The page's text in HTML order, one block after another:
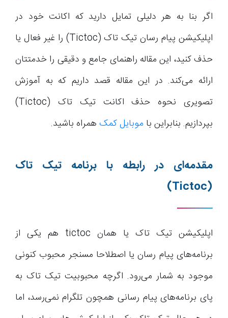
اگر بنا به هر دلیلی تمایل دارید که اکانت خود در
اپلیکیشن پیام رسان تیک تاک (Tictoc) را غیر فعال یا
حذف کنید، این مقاله راهنمای جامع و دقیقی را خدمتتان
ارائه می‌کند. در این مقاله قصد داریم که به آموزش
تصویری نحوه حذف اکانت تیک تاک (Tictoc)
بپردازیم. بنابراین با موبایل کمک همراه باشید.
مقدمه‌ای در رابطه با برنامه تیک تاک
(Tictoc)
اپلیکیشن تیک تاک یا همان tictoc هم یکی از
برنامه‌های پیام رسان یا اصطلاحا مسنجر محبوب کنونی
موجود به شمار می‌رود. اگرچه محبوبیت تیک تاک به
پای برنامه‌های پیام رسانی همچون تلگرام نمی‌رسد، اما